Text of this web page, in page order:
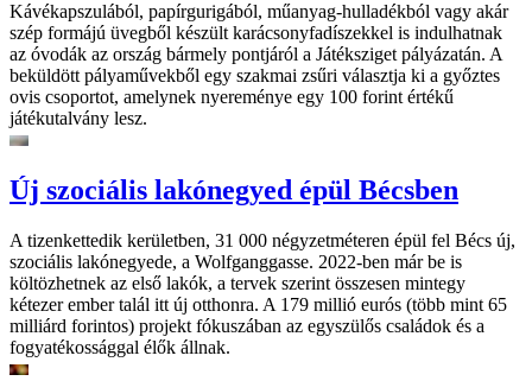
Kávékapszulából, papírgurigából, műanyag-hulladékból vagy akár
szép formájú üvegből készült karácsonyfadíszekkel is indulhatnak
az óvodák az ország bármely pontjáról a Játéksziget pályázatán. A
beküldött pályaművekből egy szakmai zsűri választja ki a győztes
ovis csoportot, amelynek nyereménye egy 100 forint értékű
játékutalvány lesz.
Új szociális lakónegyed épül Bécsben
A tizenkettedik kerületben, 31 000 négyzetméteren épül fel Bécs új,
szociális lakónegyede, a Wolfganggasse. 2022-ben már be is
költözhetnek az első lakók, a tervek szerint összesen mintegy
kétezer ember talál itt új otthonra. A 179 millió eurós (több mint 65
milliárd forintos) projekt fókuszában az egyszülős családok és a
fogyatékossággal élők állnak.